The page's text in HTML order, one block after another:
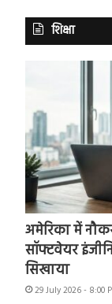
शिक्षा
अमेरिका में
सॉफ्टवेयर
सिखाया
29 July 2026 - 8:00